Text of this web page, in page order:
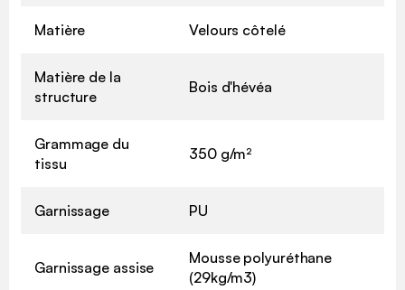
Matière Velours côtelé
Matière de la
structure
Bois d'hévéa
Grammage du
tissu
350 g/m²
Garnissage PU
Garnissage assise
Mousse polyuréthane
(29kg/m3)